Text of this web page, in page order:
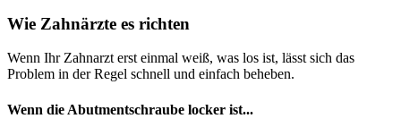
Wie Zahnärzte es richten
Wenn Ihr Zahnarzt erst einmal weiß, was los ist, lässt sich das
Problem in der Regel schnell und einfach beheben.
Wenn die Abutmentschraube locker ist...